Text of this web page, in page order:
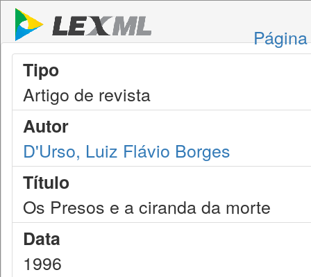
Tipo
Artigo de revista
Autor
D'Urso, Luiz Flávio Borges
Título
Os Presos e a ciranda da morte
Data
1996